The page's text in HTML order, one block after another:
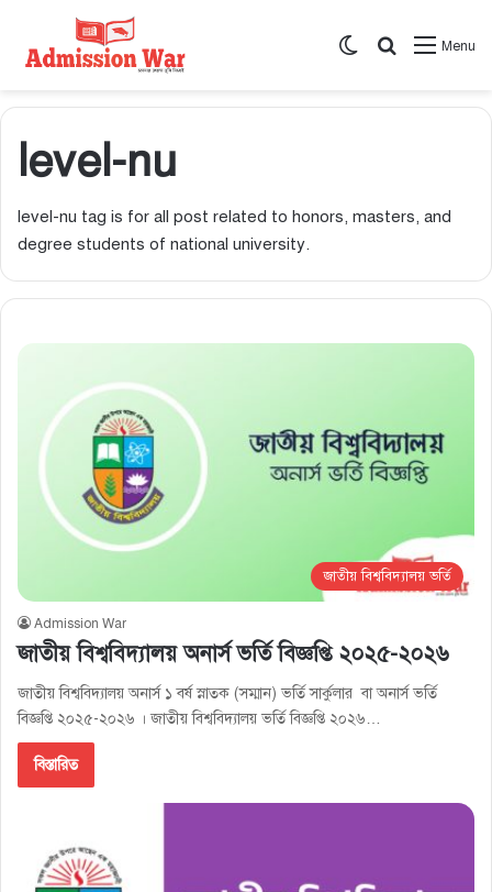
Menu
সার্চ করুন
Switch skin
level-nu
level-nu tag is for all post related to honors, masters, and
degree students of national university.
জাতীয় বিশ্ববিদ্যালয় ভর্তি
Admission War
জাতীয় বিশ্ববিদ্যালয় অনার্স ভর্তি বিজ্ঞপ্তি ২০২৫-২০২৬
জাতীয় বিশ্ববিদ্যালয় অনার্স ১ বর্ষ স্নাতক (সম্মান) ভর্তি সার্কুলার বা অনার্স ভর্তি
বিজ্ঞপ্তি ২০২৫-২০২৬ । জাতীয় বিশ্ববিদ্যালয় ভর্তি বিজ্ঞপ্তি ২০২৬…
বিস্তারিত